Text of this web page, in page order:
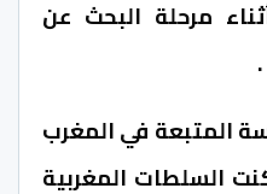
مرحلة البحث عن
المتبعة في المغرب
السلطات المغربية